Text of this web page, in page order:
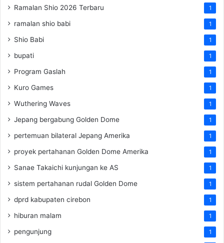
Ramalan Shio 2026 Terbaru 1
ramalan shio babi 1
Shio Babi 1
bupati 1
Program Gaslah 1
Kuro Games 1
Wuthering Waves 1
Jepang bergabung Golden Dome 1
pertemuan bilateral Jepang Amerika 1
proyek pertahanan Golden Dome Amerika 1
Sanae Takaichi kunjungan ke AS 1
sistem pertahanan rudal Golden Dome 1
dprd kabupaten cirebon 1
hiburan malam 1
pengunjung 1